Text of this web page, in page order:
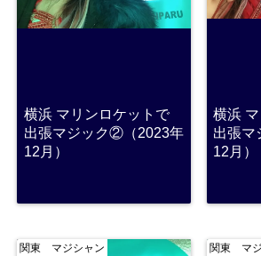
横浜 マリンロケットで
出張マジック②（2023年
12月）
横浜
出張マ
12月）
関東 マジシャン 関東 マ